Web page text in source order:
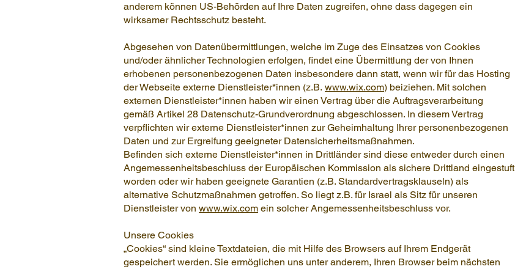
anderem können US-Behörden auf Ihre Daten zugreifen, ohne dass dagegen ein
wirksamer Rechtsschutz besteht.
Abgesehen von Datenübermittlungen, welche im Zuge des Einsatzes von Cookies
und/oder ähnlicher Technologien erfolgen, findet eine Übermittlung der von Ihnen
erhobenen personenbezogenen Daten insbesondere dann statt, wenn wir für das Hosting
der Webseite externe Dienstleister*innen (z.B. www.wix.com) beiziehen. Mit solchen
externen Dienstleister*innen haben wir einen Vertrag über die Auftragsverarbeitung
gemäß Artikel 28 Datenschutz-Grundverordnung abgeschlossen. In diesem Vertrag
verpflichten wir externe Dienstleister*innen zur Geheimhaltung Ihrer personenbezogenen
Daten und zur Ergreifung geeigneter Datensicherheitsmaßnahmen.
Befinden sich externe Dienstleister*innen in Drittländer sind diese entweder durch einen
Angemessenheitsbeschluss der Europäischen Kommission als sichere Drittland eingestuft
worden oder wir haben geeignete Garantien (z.B. Standardvertragsklauseln) als
alternative Schutzmaßnahmen getroffen. So liegt z.B. für Israel als Sitz für unseren
Dienstleister von www.wix.com ein solcher Angemessenheitsbeschluss vor.
Unsere Cookies
„Cookies“ sind kleine Textdateien, die mit Hilfe des Browsers auf Ihrem Endgerät
gespeichert werden. Sie ermöglichen uns unter anderem, Ihren Browser beim nächsten